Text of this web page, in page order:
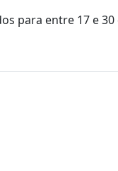
para entre 17 e